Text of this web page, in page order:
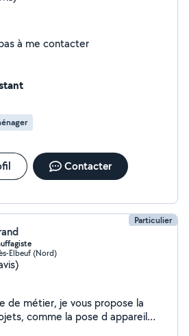
à me contacter
Contacter
Particulier
Elbeuf (Nord)
de métier, je vous propose la
comme la pose d appareil